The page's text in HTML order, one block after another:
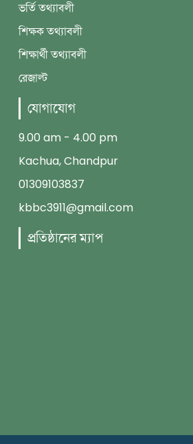
ভর্তি তথ্যাবলী
শিক্ষক তথ্যাবলী
শিক্ষার্থী তথ্যাবলী
রেজাল্ট
যোগাযোগ
9.00 am - 4.00 pm
Kachua, Chandpur
01309103837
kbbc3911@gmail.com
প্রতিষ্ঠানের ম্যাপ